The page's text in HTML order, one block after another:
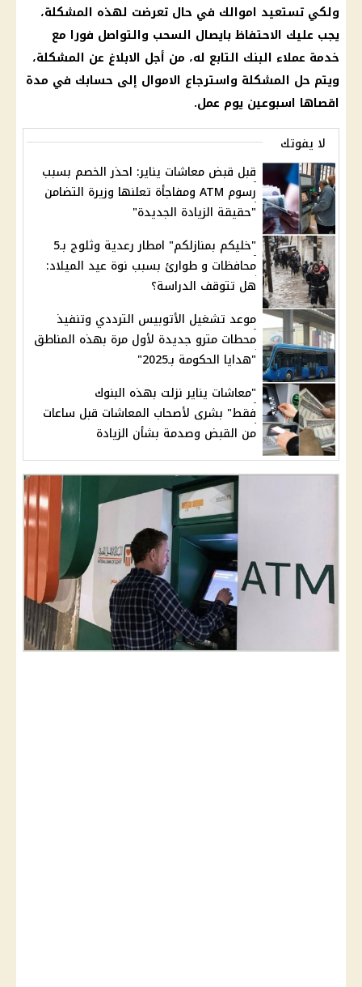
ولكي تستعيد اموالك في حال تعرضت لهذه المشكلة،
يجب عليك الاحتفاظ بايصال السحب والتواصل فورا مع
خدمة عملاء البنك التابع له، من أجل الابلاغ عن المشكلة،
ويتم حل المشكلة واسترجاع الاموال إلى حسابك في مدة
اقصاها اسبوعين يوم عمل.
لا يفوتك
قبل قبض معاشات يناير: احذر الخصم بسبب
رسوم ATM ومفاجأة تعلنها وزيرة التضامن
"حقيقة الزيادة الجديدة"
"خليكم بمنازلكم" امطار رعدية وثلوج بـ5
محافظات و طوارئ بسبب نوة عيد الميلاد:
هل تتوقف الدراسة؟
موعد تشغيل الأتوبيس الترددي وتنفيذ
محطات مترو جديدة لأول مرة بهذه المناطق
"هدايا الحكومة بـ2025"
"معاشات يناير نزلت بهذه البنوك
فقط" بشرى لأصحاب المعاشات قبل ساعات
من القبض وصدمة بشأن الزيادة